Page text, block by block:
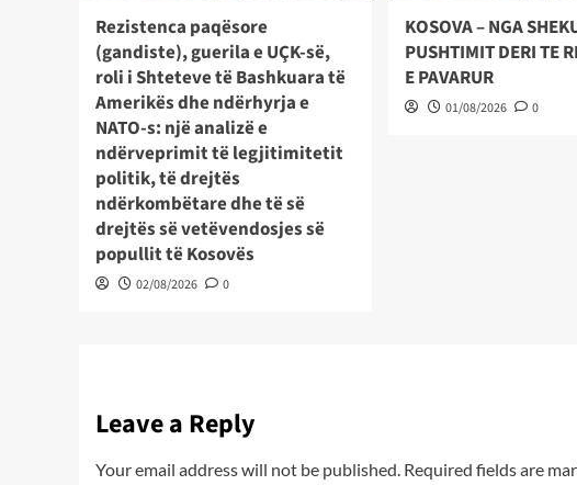
Rezistenca paqësore
(gandiste), guerila e UÇK-së,
roli i Shteteve të Bashkuara të
Amerikës dhe ndërhyrja e
NATO-s: një analizë e
ndërveprimit të legjitimitetit
politik, të drejtës
ndërkombëtare dhe të së
drejtës së vetëvendosjes së
popullit të Kosovës
02/08/2026 0
KOSOVA – NGA
PUSHTIMIT DERI TE
E PAVARUR
01/08/2026 0
Leave a Reply
Your email address will not be published. Required fields are